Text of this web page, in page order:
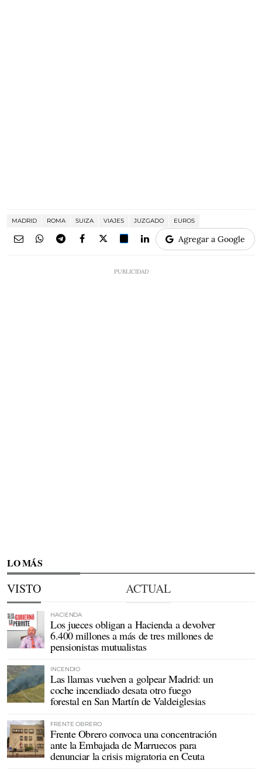
MADRID ROMA SUIZA VIAJES JUZGADO EUROS
Agregar a Google
LO MÁS
VISTO ACTUAL
HACIENDA
Los jueces obligan a Hacienda a devolver
6.400 millones a más de tres millones de
pensionistas mutualistas
INCENDIO
Las llamas vuelven a golpear Madrid: un
coche incendiado desata otro fuego
forestal en San Martín de Valdeiglesias
FRENTE OBRERO
Frente Obrero convoca una concentración
ante la Embajada de Marruecos para
denunciar la crisis migratoria en Ceuta